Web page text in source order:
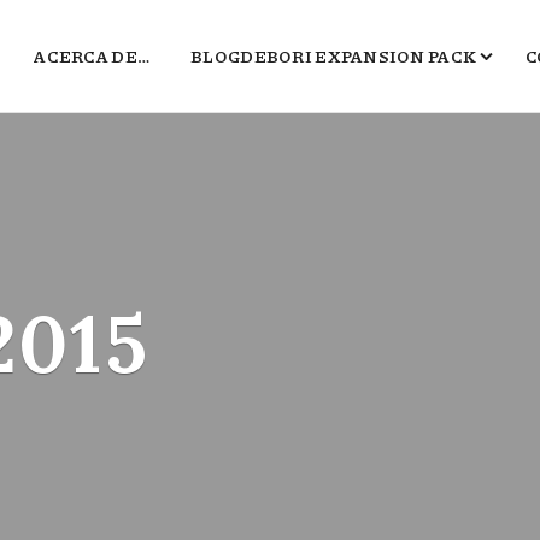
ACERCA DE… BLOGDEBORI EXPANSION PACK
JUEGOS DE BORI